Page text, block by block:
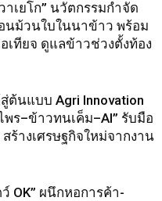
าเยโก” นวัตกรรมกำจัด
ม้วนใบในนาข้าว พร้อม
เทียจ ดูแลข้าวช่วงตั้งท้อง
ต้นแบบ Agri Innovation
พร–ข้าวทนเค็ม–AI” รับมือ
สร้างเศรษฐกิจใหม่จากงาน
OK” ผนึกหอการค้า-